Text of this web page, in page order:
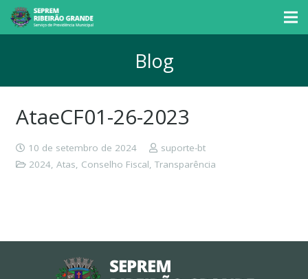
Blog
AtaeCF01-26-2023
10 de setembro de 2024
suporte-bt
2024 Atas Conselho Fiscal Transparência